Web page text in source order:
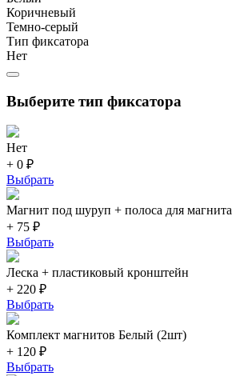
Коричневый
Темно-серый
Тип фиксатора
Нет
Выберите тип фиксатора
Нет
+ 0 ₽
Выбрать
Магнит под шуруп + полоса для магнита
+ 75 ₽
Выбрать
Леска + пластиковый кронштейн
+ 220 ₽
Выбрать
Комплект магнитов Белый (2шт)
+ 120 ₽
Выбрать